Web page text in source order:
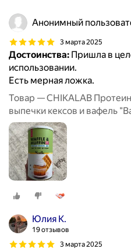
Анонимный
3 марта 2025
Достоинства: Пришла в
использовании.
Есть мерная ложка.
Товар — CHIKALAB
выпечки кексов и вафель
Юлия К.
19 отзывов
3 марта 2025